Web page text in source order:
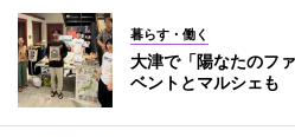
暮らす・働く
大津で「陽なたのフ
ベントとマルシェも